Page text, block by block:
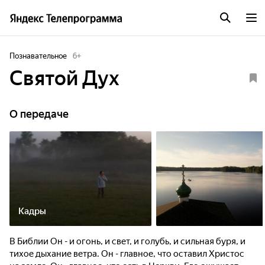
Познавательное 6+
Святой Дух
О передаче
Кадры
В Библии Он - и огонь, и свет, и голубь, и сильная буря, и
тихое дыхание ветра. Он - главное, что оставил Христос